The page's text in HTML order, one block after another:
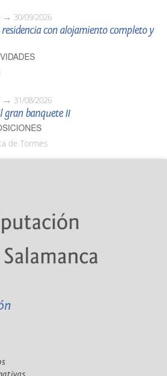
30/09/2026
residencia con alojamiento completo y
31/08/2026
gran banquete II
de Tormes